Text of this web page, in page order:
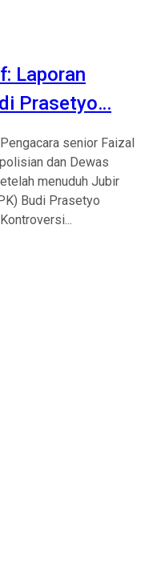
Laporan
Prasetyo…
senior Faizal
dan Dewas
menuduh Jubir
Budi Prasetyo